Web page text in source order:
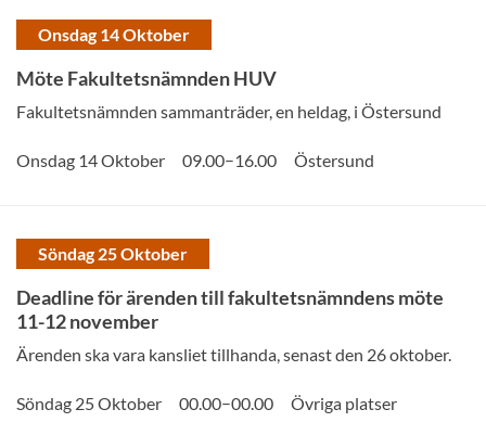
Onsdag 14 Oktober
Möte Fakultetsnämnden HUV
Fakultetsnämnden sammanträder, en heldag, i Östersund
Onsdag 14 Oktober 09.00–16.00 Östersund
Söndag 25 Oktober
Deadline för ärenden till fakultetsnämndens möte
11-12 november
Ärenden ska vara kansliet tillhanda, senast den 26 oktober.
Söndag 25 Oktober 00.00–00.00 Övriga platser